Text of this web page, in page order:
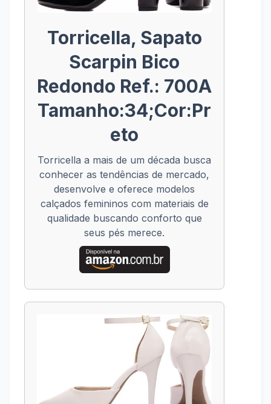
Torricella, Sapato
Scarpin Bico
Redondo Ref.: 700A
Tamanho:34;Cor:Pr
eto
Torricella a mais de um década busca
conhecer as tendências de mercado,
desenvolve e oferece modelos
calçados femininos com materiais de
qualidade buscando conforto que
seus pés merece.